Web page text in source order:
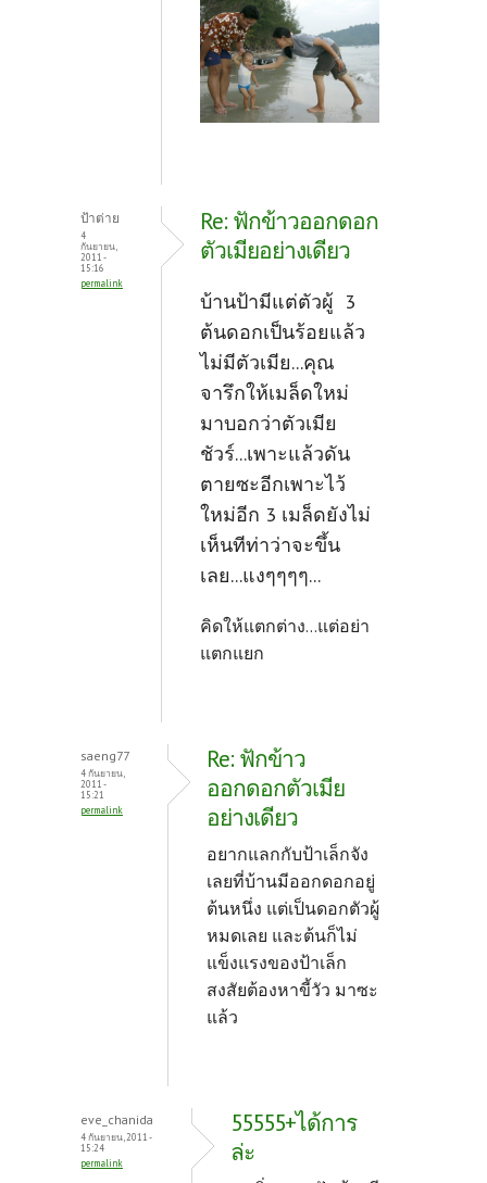
ป้าต่าย
4
กันยายน,
2011 -
15:16
permalink
Re: ฟักข้าวออกดอก
ตัวเมียอย่างเดียว
บ้านป้ามีแต่ตัวผู้ 3
ต้นดอกเป็นร้อยแล้ว
ไม่มีตัวเมีย...คุณ
จารึกให้เมล็ดใหม่
มาบอกว่าตัวเมีย
ชัวร์...เพาะแล้วดัน
ตายซะอีกเพาะไว้
ใหม่อีก 3 เมล็ดยังไม่
เห็นทีท่าว่าจะขึ้น
เลย...แงๆๆๆๆ...
คิดให้แตกต่าง...แต่อย่า
แตกแยก
saeng77
4 กันยายน,
2011 -
15:21
permalink
Re: ฟักข้าว
ออกดอกตัวเมีย
อย่างเดียว
อยากแลกกับป้าเล็กจัง
เลยที่บ้านมีออกดอกอยู่
ต้นหนึ่ง แต่เป็นดอกตัวผู้
หมดเลย และต้นก็ไม่
แข็งแรงของป้าเล็ก
สงสัยต้องหาขี้วัว มาซะ
แล้ว
eve_chanida
4 กันยายน, 2011 -
15:24
permalink
55555+ได้การ
ล่ะ